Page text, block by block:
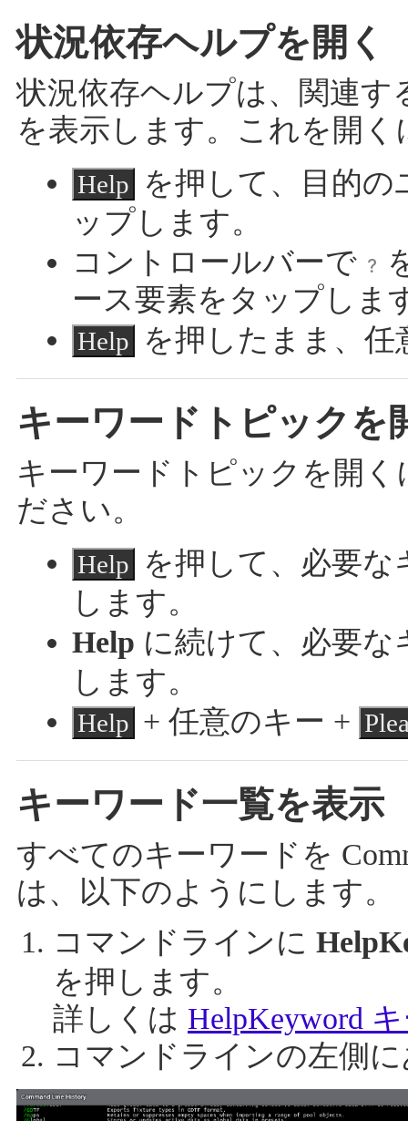
状況依存ヘルプを開く
状況依存ヘルプは、関連
を表示します。これを開
Help
を押して、目的
ップします。
コントロールバーで
ース要素をタップしま
Help を押したまま、
キーワードトピックを
キーワードトピックを開
ださい。
Help
を押して、必要
します。
Help に続けて、必要な
します。
Help + 任意のキー +
キーワード一覧を表示
すべてのキーワードを
は、以下のようにします。
コマンドラインに
を押します。
詳しくは HelpKeyword
コマンドラインの左側